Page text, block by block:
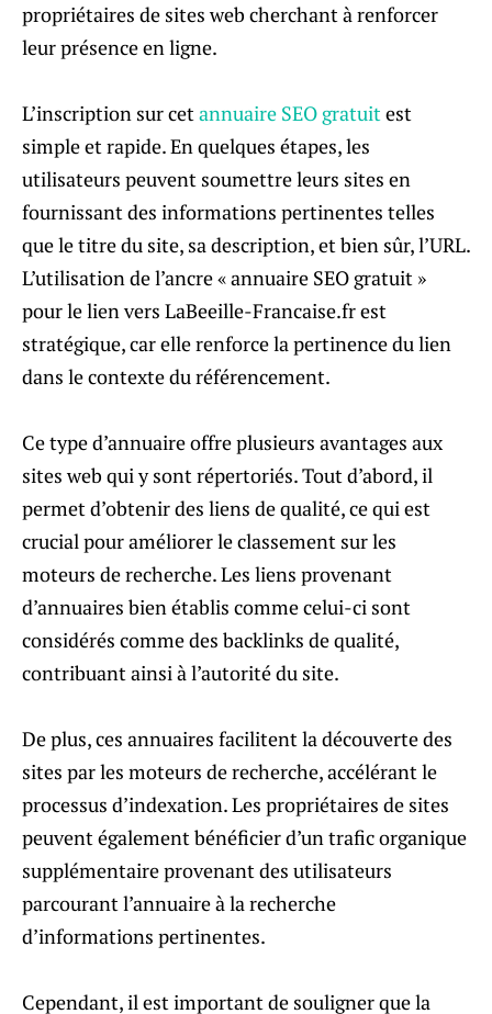
propriétaires de sites web cherchant à renforcer
leur présence en ligne.
L’inscription sur cetannuaire SEO gratuitest
simple et rapide. En quelques étapes, les
utilisateurs peuvent soumettre leurs sites en
fournissant des informations pertinentes telles
que le titre du site, sa description, et bien sûr, l’URL.
L’utilisation de l’ancre « annuaire SEO gratuit »
pour le lien vers LaBeeille-Francaise.fr est
stratégique, car elle renforce la pertinence du lien
dans le contexte du référencement.
Ce type d’annuaire offre plusieurs avantages aux
sites web qui y sont répertoriés. Tout d’abord, il
permet d’obtenir des liens de qualité, ce qui est
crucial pour améliorer le classement sur les
moteurs de recherche. Les liens provenant
d’annuaires bien établis comme celui-ci sont
considérés comme des backlinks de qualité,
contribuant ainsi à l’autorité du site.
De plus, ces annuaires facilitent la découverte des
sites par les moteurs de recherche, accélérant le
processus d’indexation. Les propriétaires de sites
peuvent également bénéficier d’un trafic organique
supplémentaire provenant des utilisateurs
parcourant l’annuaire à la recherche
d’informations pertinentes.
Cependant, il est important de souligner que la